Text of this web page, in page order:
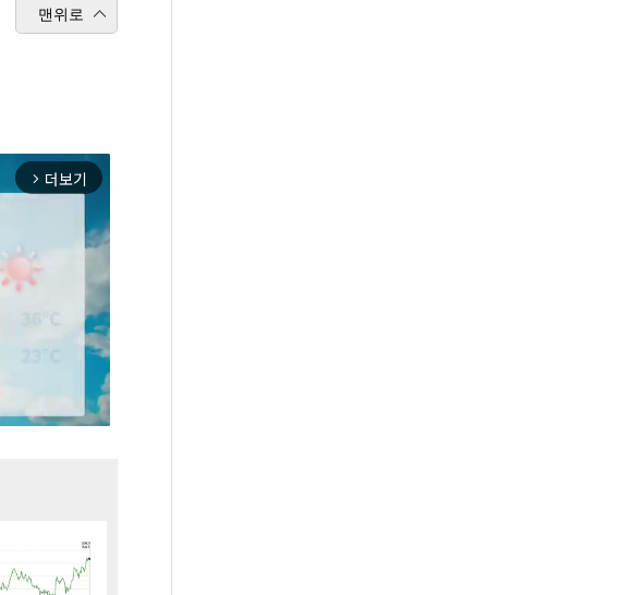
맨위로
arrow_forward_ios 더보기